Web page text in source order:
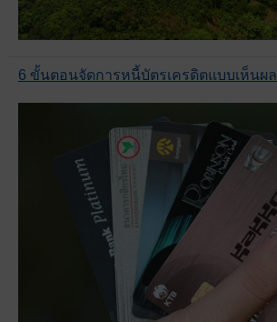
6 ขั้นตอนจัดการหนี้บัตรเครดิตแบบเห็นผล